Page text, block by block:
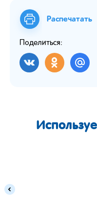
Распечатать
Поделиться: